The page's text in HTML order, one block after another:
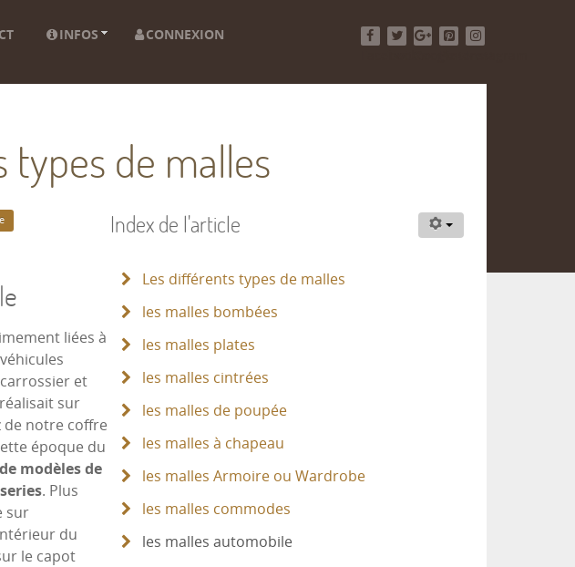
INFOS
CONNEXION
types de malles
Index de l'article
Les différents types de malles
les malles bombées
les malles plates
les malles cintrées
les malles de poupée
les malles à chapeau
les malles Armoire ou Wardrobe
les malles commodes
les malles automobile
liées à
et
sur
de notre coffre
époque du
modèles de
. Plus
sur
du
le capot